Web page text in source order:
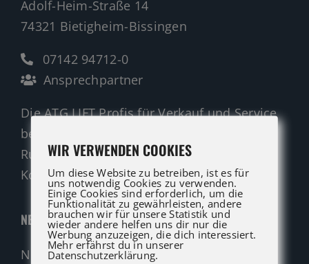
Adolf-Heim-Straße 14
74321 Bietigheim-Bissingen
07142 94712-0
Ansprechpartner
Die ATG LIFT Profis für Verkauf und Service
beraten Sie gerne.
Rufen Sie an oder nutzen Sie unser
Kontaktformular für eine Anfrage.
NEUMASCHINEN
Neumaschinen Übersicht
WIR VERWENDEN COOKIES
Um diese Website zu betreiben, ist es für
uns notwendig Cookies zu verwenden.
Einige Cookies sind erforderlich, um die
Funktionalität zu gewährleisten, andere
brauchen wir für unsere Statistik und
wieder andere helfen uns dir nur die
Werbung anzuzeigen, die dich interessiert.
Mehr erfährst du in unserer
Datenschutzerklärung.